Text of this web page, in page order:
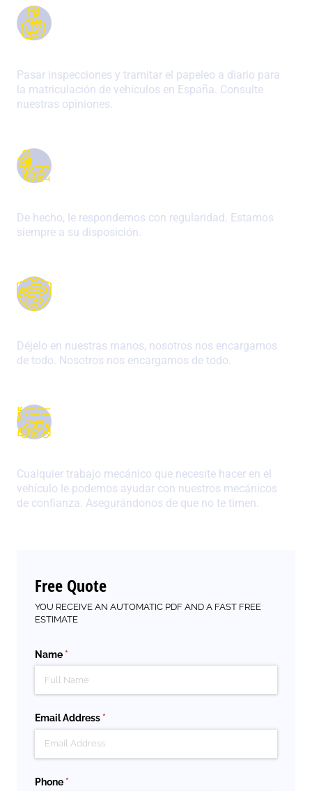
Pasar inspecciones y tramitar el papeleo a diario para
la matriculación de vehículos en España. Consulte
nuestras opiniones.
De hecho, le respondemos con regularidad. Estamos
siempre a su disposición.
Déjelo en nuestras manos, nosotros nos encargamos
de todo. Nosotros nos encargamos de todo.
Cualquier trabajo mecánico que necesite hacer en el
vehículo le podemos ayudar con nuestros mecánicos
de confianza. Asegurándonos de que no te timen.
Free Quote
YOU RECEIVE AN AUTOMATIC PDF AND A FAST FREE
ESTIMATE
Name *
(required)
Email Address *
(required)
Phone *
(required)